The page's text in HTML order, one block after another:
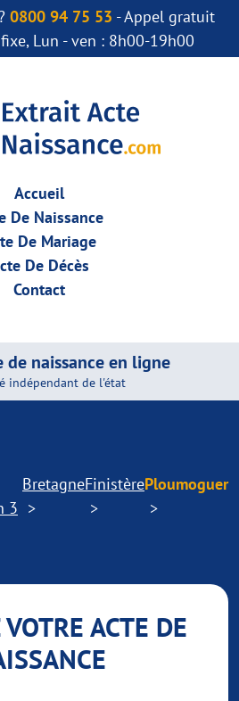
0800 94 75 53 - Appel gratuit
Lun - ven : 8h00-19h00
Accueil
De Naissance
De Mariage
De Décès
Contact
de naissance en ligne
indépendant de l'état
3
BretagneFinistèrePloumoguer
ACTE DE